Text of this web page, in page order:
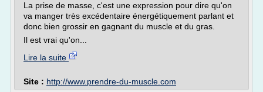
La prise de masse, c'est une expression pour dire qu'on
va manger très excédentaire énergétiquement parlant et
donc bien grossir en gagnant du muscle et du gras.
Il est vrai qu'on...
Lire la suite
Site : http://www.prendre-du-muscle.com